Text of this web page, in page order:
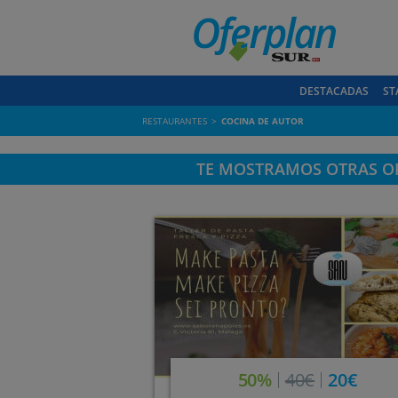
DESTACADAS
RESTAURANTES COCINA DE AUTOR
TE MOSTRAMOS OTRAS
50% 40€ 20€